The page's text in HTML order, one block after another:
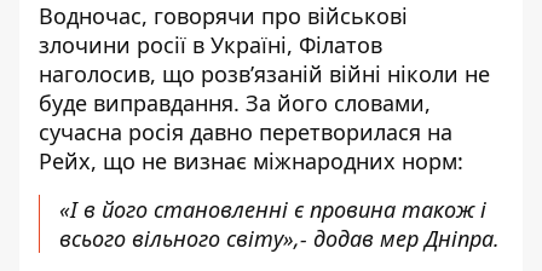
Водночас, говорячи про військові
злочини росії в Україні, Філатов
наголосив, що розв’язаній війні ніколи не
буде виправдання. За його словами,
сучасна росія давно перетворилася на
Рейх, що не визнає міжнародних норм:
«І в його становленні є провина також і
всього вільного світу»,- додав мер Дніпра.